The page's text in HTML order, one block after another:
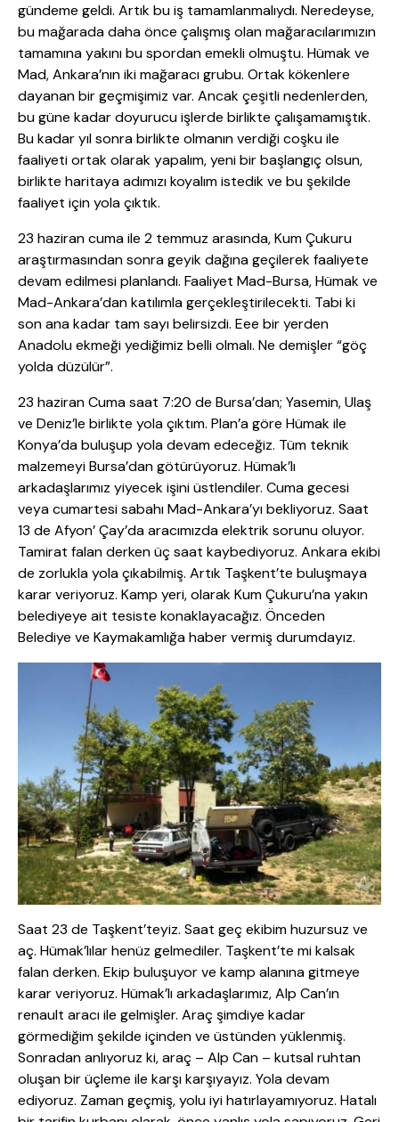
gündeme geldi. Artık bu iş tamamlanmalıydı. Neredeyse,
bu mağarada daha önce çalışmış olan mağaracılarımızın
tamamına yakını bu spordan emekli olmuştu. Hümak ve
Mad, Ankara’nın iki mağaracı grubu. Ortak kökenlere
dayanan bir geçmişimiz var. Ancak çeşitli nedenlerden,
bu güne kadar doyurucu işlerde birlikte çalışamamıştık.
Bu kadar yıl sonra birlikte olmanın verdiği coşku ile
faaliyeti ortak olarak yapalım, yeni bir başlangıç olsun,
birlikte haritaya adımızı koyalım istedik ve bu şekilde
faaliyet için yola çıktık.
23 haziran cuma ile 2 temmuz arasında, Kum Çukuru
araştırmasından sonra geyik dağına geçilerek faaliyete
devam edilmesi planlandı. Faaliyet Mad-Bursa, Hümak ve
Mad-Ankara’dan katılımla gerçekleştirilecekti. Tabi ki
son ana kadar tam sayı belirsizdi. Eee bir yerden
Anadolu ekmeği yediğimiz belli olmalı. Ne demişler “göç
yolda düzülür”.
23 haziran Cuma saat 7:20 de Bursa’dan; Yasemin, Ulaş
ve Deniz’le birlikte yola çıktım. Plan’a göre Hümak ile
Konya’da buluşup yola devam edeceğiz. Tüm teknik
malzemeyi Bursa’dan götürüyoruz. Hümak’lı
arkadaşlarımız yiyecek işini üstlendiler. Cuma gecesi
veya cumartesi sabahı Mad-Ankara’yı bekliyoruz. Saat
13 de Afyon’ Çay’da aracımızda elektrik sorunu oluyor.
Tamirat falan derken üç saat kaybediyoruz. Ankara ekibi
de zorlukla yola çıkabilmiş. Artık Taşkent’te buluşmaya
karar veriyoruz. Kamp yeri, olarak Kum Çukuru’na yakın
belediyeye ait tesiste konaklayacağız. Önceden
Belediye ve Kaymakamlığa haber vermiş durumdayız.
Saat 23 de Taşkent’teyiz. Saat geç ekibim huzursuz ve
aç. Hümak’lılar henüz gelmediler. Taşkent’te mi kalsak
falan derken. Ekip buluşuyor ve kamp alanına gitmeye
karar veriyoruz. Hümak’lı arkadaşlarımız, Alp Can’ın
renault aracı ile gelmişler. Araç şimdiye kadar
görmediğim şekilde içinden ve üstünden yüklenmiş.
Sonradan anlıyoruz ki, araç – Alp Can – kutsal ruhtan
oluşan bir üçleme ile karşı karşıyayız. Yola devam
ediyoruz. Zaman geçmiş, yolu iyi hatırlayamıyoruz. Hatalı